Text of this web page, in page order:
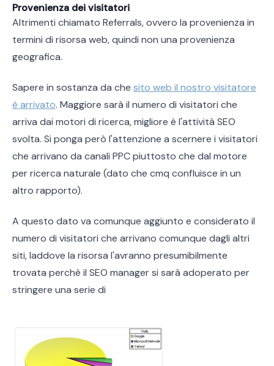
Provenienza dei visitatori
Altrimenti chiamato Referrals, ovvero la provenienza in
termini di risorsa web, quindi non una provenienza
geografica.
Sapere in sostanza da che sito web il nostro visitatore
è arrivato. Maggiore sarà il numero di visitatori che
arriva dai motori di ricerca, migliore è l'attività SEO
svolta. Si ponga però l'attenzione a scernere i visitatori
che arrivano da canali PPC piuttosto che dal motore
per ricerca naturale (dato che cmq confluisce in un
altro rapporto).
A questo dato va comunque aggiunto e considerato il
numero di visitatori che arrivano comunque dagli altri
siti, laddove la risorsa l'avranno presumibilmente
trovata perchè il SEO manager si sarà adoperato per
stringere una serie di